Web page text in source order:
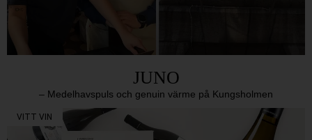
JUNO
– Medelhavspuls och genuin värme på Kungsholmen
VITT VIN